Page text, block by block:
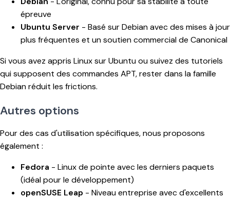
épreuve
Ubuntu Server - Basé sur Debian avec des mises à jour
plus fréquentes et un soutien commercial de Canonical
Si vous avez appris Linux sur Ubuntu ou suivez des tutoriels
qui supposent des commandes APT, rester dans la famille
Debian réduit les frictions.
Autres options
Pour des cas d'utilisation spécifiques, nous proposons
également :
Fedora - Linux de pointe avec les derniers paquets
(idéal pour le développement)
openSUSE Leap - Niveau entreprise avec d'excellents